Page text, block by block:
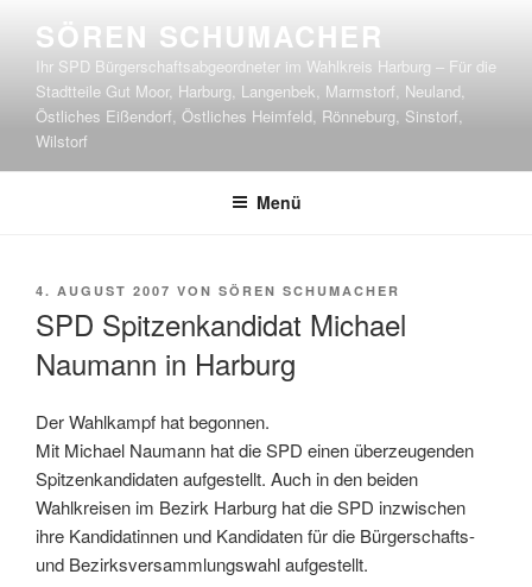
Inhalt
springen
SÖREN SCHUMACHER
Ihr SPD Bürgerschaftsabgeordneter im Wahlkreis Harburg – Für die
Stadtteile Gut Moor, Harburg, Langenbek, Marmstorf, Neuland,
Östliches Eißendorf, Östliches Heimfeld, Rönneburg, Sinstorf,
Wilstorf
Menü
VERÖFFENTLICHT
4. AUGUST 2007 VON SÖREN SCHUMACHER
SPD Spitzenkandidat Michael
Naumann in Harburg
Der Wahlkampf hat begonnen.
Mit Michael Naumann hat die SPD einen überzeugenden
Spitzenkandidaten aufgestellt. Auch in den beiden
Wahlkreisen im Bezirk Harburg hat die SPD inzwischen
ihre Kandidatinnen und Kandidaten für die Bürgerschafts-
und Bezirksversammlungswahl aufgestellt.